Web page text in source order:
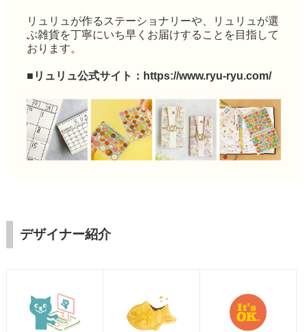
リュリュが作るステーショナリーや、リュリュが選
ぶ雑貨を丁寧にいち早くお届けすることを目指して
おります。
■リュリュ公式サイト： https://www.ryu-ryu.com/
デザイナー紹介